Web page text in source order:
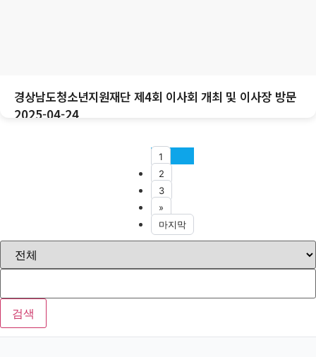
경상남도청소년지원재단 제4회 이사회 개최 및 이사장 방문
2025-04-24
1
2
3
»
마지막
검색